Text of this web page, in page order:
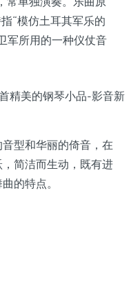
“模仿土耳其军乐的
军所用的一种仪仗音
型和华丽的倚音，在
简洁而生动，既有进
的特点。